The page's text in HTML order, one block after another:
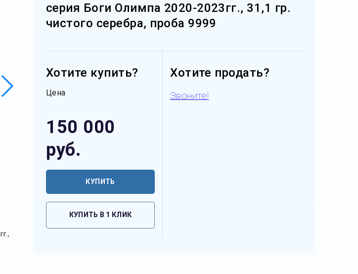
серия Боги Олимпа 2020-2023гг., 31,1 гр.
чистого серебра, проба 9999
Хотите купить?
Цена
150 000
руб.
КУПИТЬ
КУПИТЬ В 1 КЛИК
Хотите продать?
Звоните!